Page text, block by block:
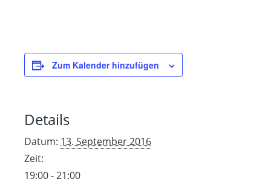
Zum Kalender hinzufügen
Details
Datum: 13. September 2016
Zeit:
19:00 - 21:00